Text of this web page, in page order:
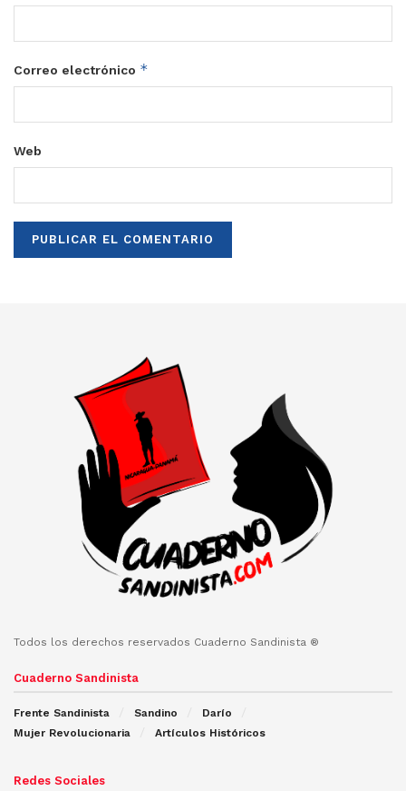
Correo electrónico *
Web
Todos los derechos reservados Cuaderno Sandinista ®
Cuaderno Sandinista
Frente Sandinista Sandino
Darío
Mujer Revolucionaria
Artículos Históricos
Redes Sociales